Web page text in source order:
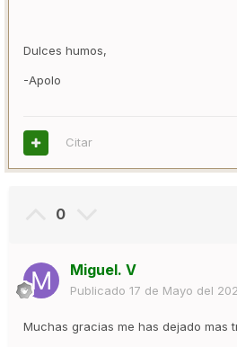
Dulces humos,
-Apolo
Citar
0
Miguel. V
Publicado 17 de Mayo del
Muchas gracias me has dejado mas